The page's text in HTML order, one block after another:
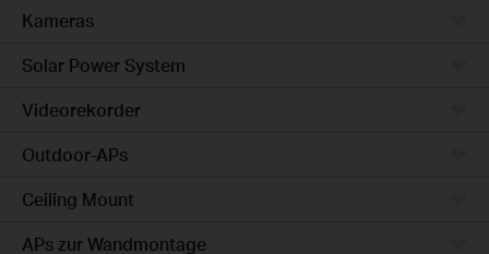
Kameras
Solar Power System
Videorekorder
Outdoor-APs
Ceiling Mount
APs zur Wandmontage